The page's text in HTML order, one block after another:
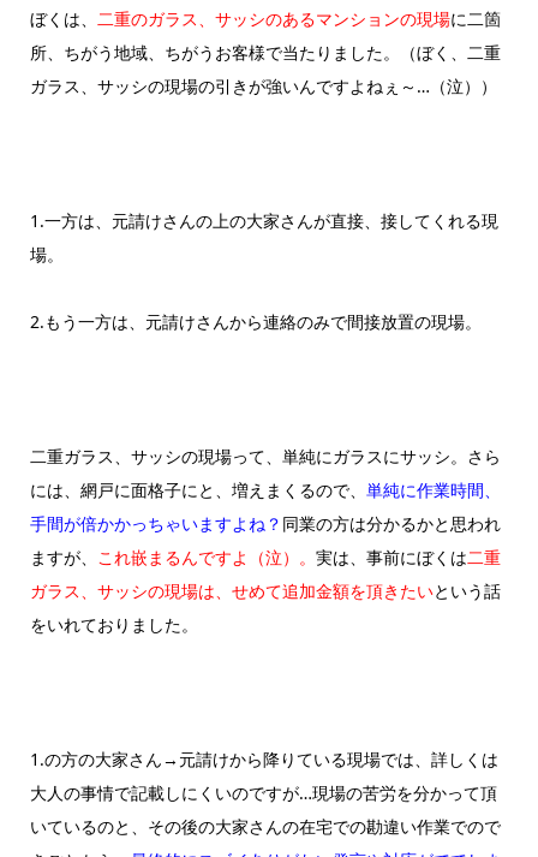
ぼくは、 二重のガラス、サッシのあるマンションの現場に二箇
所、ちがう地域、ちがうお客様で当たりました。（ぼく、二重
ガラス、サッシの現場の引きが強いんですよねぇ～…（泣））
1.一方は、元請けさんの上の大家さんが直接、接してくれる現
場。
2.もう一方は、元請けさんから連絡のみで間接放置の現場。
二重ガラス、サッシの現場って、単純にガラスにサッシ。さら
には、網戸に面格子にと、増えまくるので、 単純に作業時間、
手間が倍かかっちゃいますよね？ 同業の方は分かるかと思われ
ますが、 これ嵌まるんですよ（泣）。 実は、事前にぼくは二重
ガラス、サッシの現場は、せめて追加金額を頂きたいという話
をいれておりました。
1.の方の大家さん→元請けから降りている現場では、詳しくは
大人の事情で記載しにくいのですが…現場の苦労を分かって頂
いているのと、その後の大家さんの在宅での勘違い作業でので